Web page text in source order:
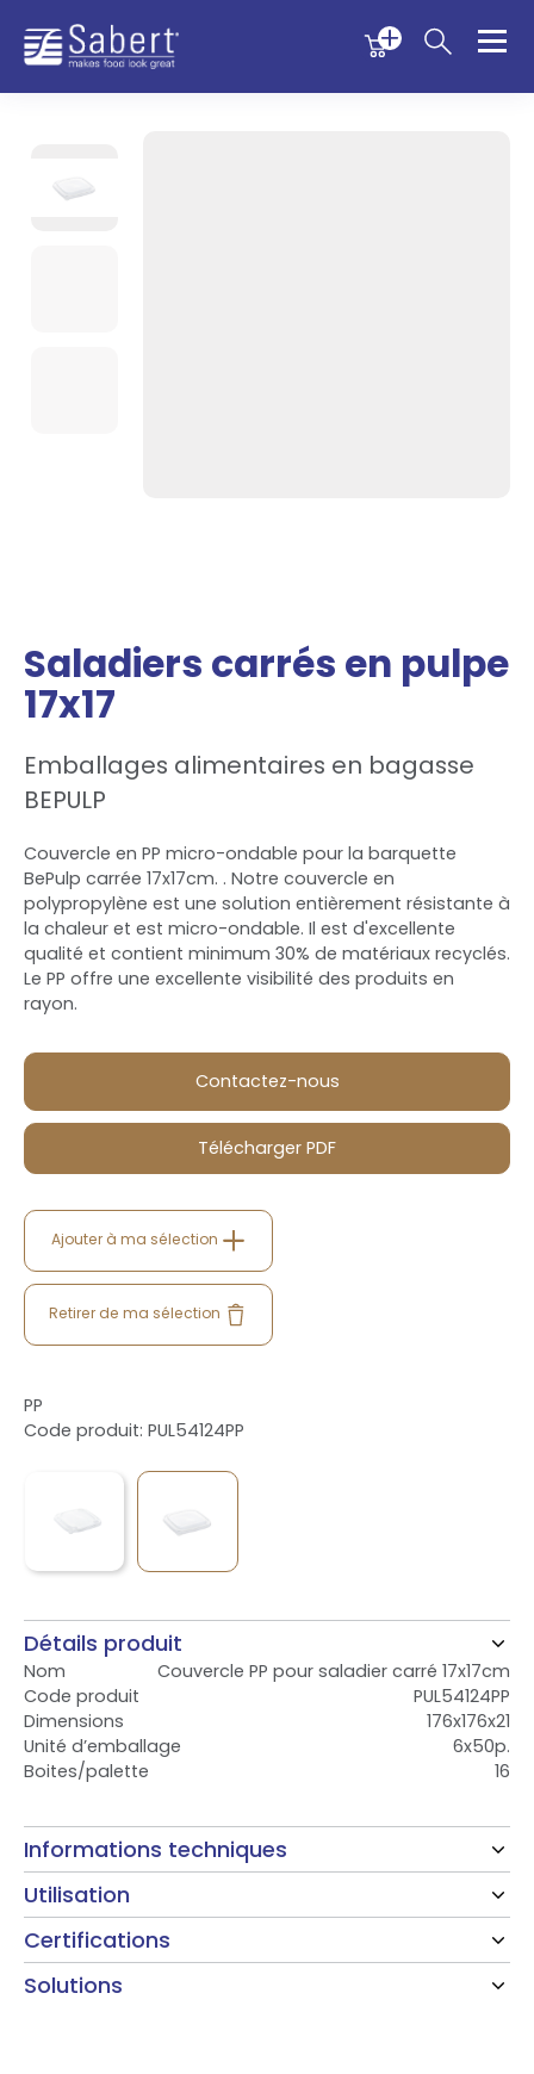
Menu
Sabert
Saladiers carrés en pulpe
17x17
Emballages alimentaires en bagasse
BEPULP
Couvercle en PP micro-ondable pour la barquette
BePulp carrée 17x17cm. . Notre couvercle en
polypropylène est une solution entièrement résistante à
la chaleur et est micro-ondable. Il est d'excellente
qualité et contient minimum 30% de matériaux recyclés.
Le PP offre une excellente visibilité des produits en
rayon.
Contactez-nous
Télécharger PDF
Ajouter à ma sélection
Retirer de ma sélection
PP
Code produit: PUL54124PP
Détails produit
Nom
Couvercle PP pour saladier carré 17x17cm
Code produit
PUL54124PP
Dimensions
176x176x21
Unité d’emballage
6x50p.
Boites/palette
16
Informations techniques
Utilisation
Certifications
Solutions